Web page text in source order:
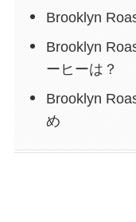
Brooklyn
Brooklyn
ーヒーは？
Brooklyn
め